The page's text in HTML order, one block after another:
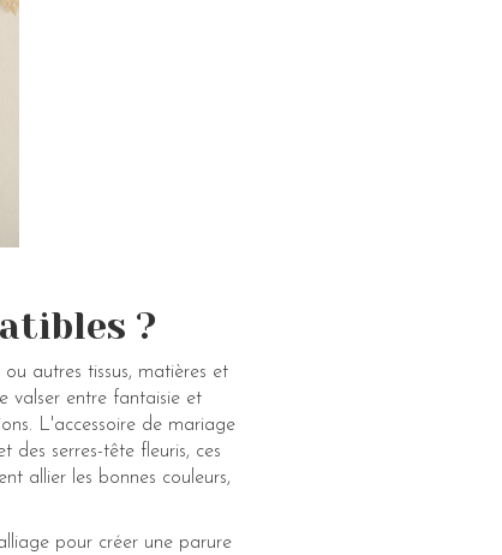
?
autres tissus, matières et
valser entre fantaisie et
L'accessoire de mariage
des serres-tête fleuris, ces
allier les bonnes couleurs,
pour créer une parure